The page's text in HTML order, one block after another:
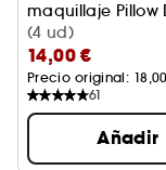
maquillaje Pillow
Kit de esponjas
(4 ud)
14,00 €
Precio original:
61
Añadir